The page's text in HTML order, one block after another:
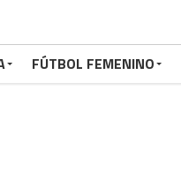
FÚTBOL FEMENINO